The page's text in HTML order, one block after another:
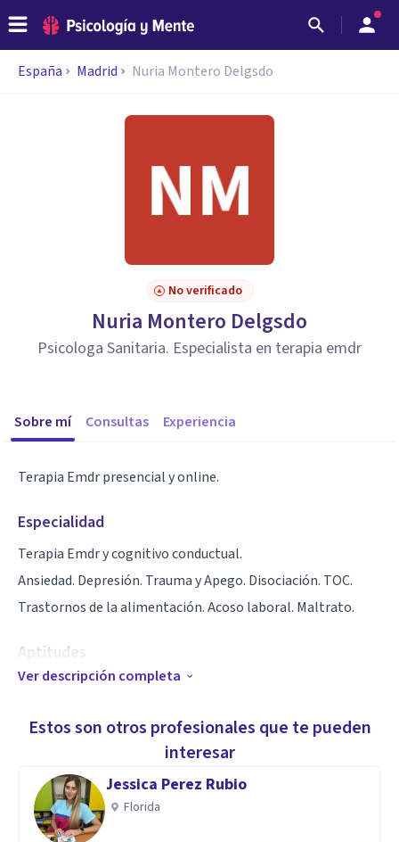
España Madrid Nuria Montero Delgsdo
No verificado
Nuria Montero Delgsdo
Psicologa Sanitaria. Especialista en terapia emdr
Sobre mí Consultas Experiencia
Terapia Emdr presencial y online.
Especialidad
Terapia Emdr y cognitivo conductual.
Ansiedad. Depresión. Trauma y Apego. Disociación. TOC.
Trastornos de la alimentación. Acoso laboral. Maltrato.
Aptitudes
25 años de profesión.
Ver descripción completa
Estos son otros profesionales que te pueden
interesar
Jessica Perez Rubio
Florida